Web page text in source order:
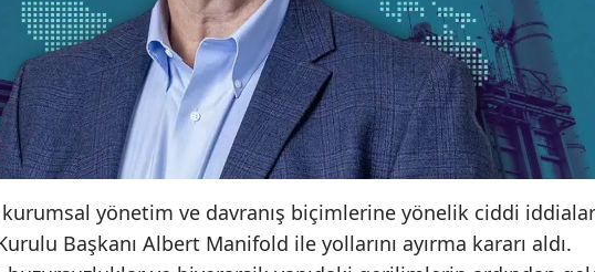
yönetim ve davranış biçimlerine yönelik ciddi iddialar
Başkanı Albert Manifold ile yollarını ayırma kararı aldı.